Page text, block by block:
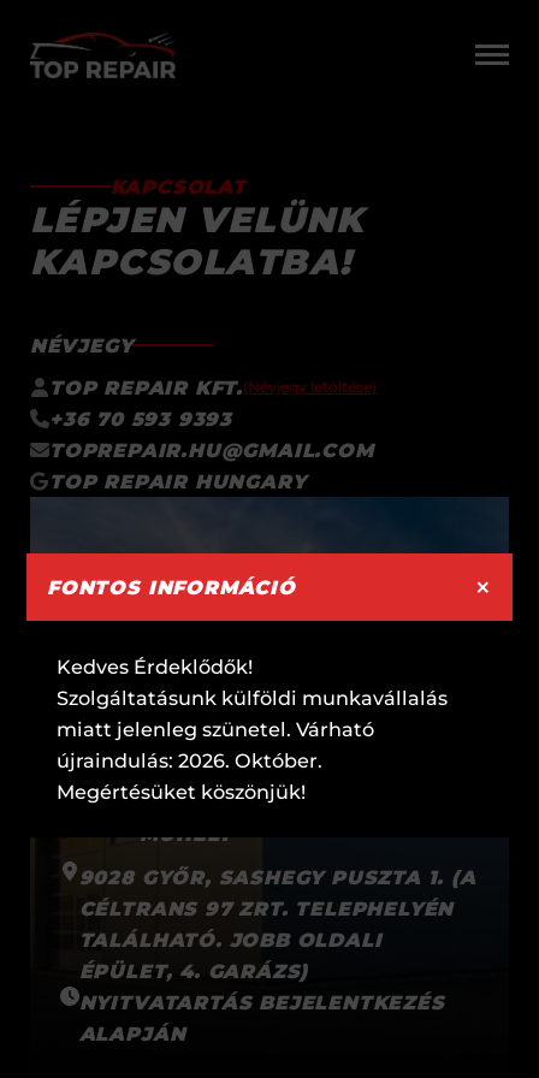
FŐOLDAL
SZOLGÁLTATÁSAINK
GALÉRIA
GYIK
KAPCSOLAT
LÉPJEN VELÜNK
KAPCSOLATBA!
NÉVJEGY
TOP REPAIR KFT.(Névjegy letöltése)
+36 70 593 9393
TOPREPAIR.HU@GMAIL.COM
TOP REPAIR HUNGARY
MŰHELY
9028 GYŐR, SASHEGY PUSZTA 1. (A
CÉLTRANS 97 ZRT. TELEPHELYÉN
TALÁLHATÓ. JOBB OLDALI
ÉPÜLET, 4. GARÁZS)
NYITVATARTÁS BEJELENTKEZÉS
ALAPJÁN
FONTOS INFORMÁCIÓ ×
Kedves Érdeklődők!
Szolgáltatásunk külföldi munkavállalás
miatt jelenleg szünetel. Várható
újraindulás: 2026. Október.
Megértésüket köszönjük!